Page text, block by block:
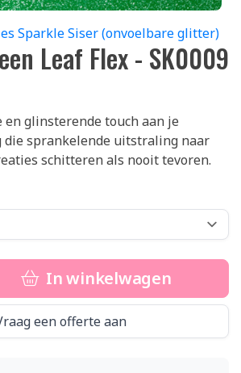
Sparkle Siser (onvoelbare glitter)
Leaf Flex - SK0009
en glinsterende touch aan je
die sprankelende uitstraling naar
schitteren als nooit tevoren.
In winkelwagen
een offerte aan